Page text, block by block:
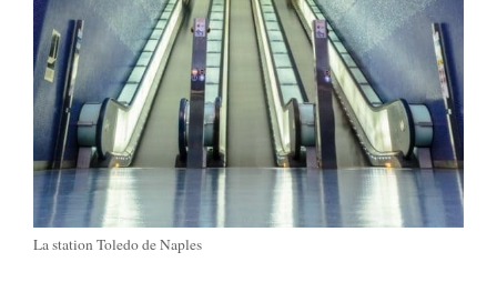
La station Toledo de Naples